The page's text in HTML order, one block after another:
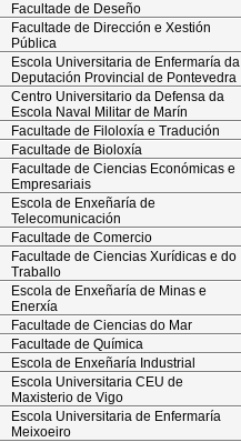
Facultade de Deseño
Facultade de Dirección e Xestión
Pública
Escola Universitaria de Enfermaría da
Deputación Provincial de Pontevedra
Centro Universitario da Defensa da
Escola Naval Militar de Marín
Facultade de Filoloxía e Tradución
Facultade de Bioloxía
Facultade de Ciencias Económicas e
Empresariais
Escola de Enxeñaría de
Telecomunicación
Facultade de Comercio
Facultade de Ciencias Xurídicas e do
Traballo
Escola de Enxeñaría de Minas e
Enerxía
Facultade de Ciencias do Mar
Facultade de Química
Escola de Enxeñaría Industrial
Escola Universitaria CEU de
Maxisterio de Vigo
Escola Universitaria de Enfermaría
Meixoeiro